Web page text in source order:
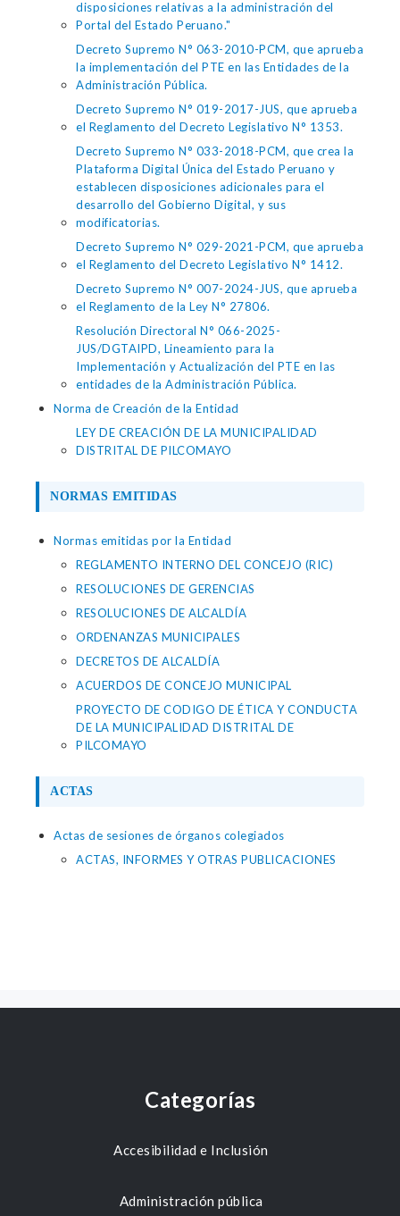
disposiciones relativas a la administración del
Portal del Estado Peruano."
Decreto Supremo N° 063-2010-PCM, que aprueba
la implementación del PTE en las Entidades de la
Administración Pública.
Decreto Supremo N° 019-2017-JUS, que aprueba
el Reglamento del Decreto Legislativo N° 1353.
Decreto Supremo N° 033-2018-PCM, que crea la
Plataforma Digital Única del Estado Peruano y
establecen disposiciones adicionales para el
desarrollo del Gobierno Digital, y sus
modificatorias.
Decreto Supremo N° 029-2021-PCM, que aprueba
el Reglamento del Decreto Legislativo N° 1412.
Decreto Supremo N° 007-2024-JUS, que aprueba
el Reglamento de la Ley N° 27806.
Resolución Directoral N° 066-2025-
JUS/DGTAIPD, Lineamiento para la
Implementación y Actualización del PTE en las
entidades de la Administración Pública.
Norma de Creación de la Entidad
LEY DE CREACIÓN DE LA MUNICIPALIDAD
DISTRITAL DE PILCOMAYO
NORMAS EMITIDAS
Normas emitidas por la Entidad
REGLAMENTO INTERNO DEL CONCEJO (RIC)
RESOLUCIONES DE GERENCIAS
RESOLUCIONES DE ALCALDÍA
ORDENANZAS MUNICIPALES
DECRETOS DE ALCALDÍA
ACUERDOS DE CONCEJO MUNICIPAL
PROYECTO DE CODIGO DE ÉTICA Y CONDUCTA
DE LA MUNICIPALIDAD DISTRITAL DE
PILCOMAYO
ACTAS
Actas de sesiones de órganos colegiados
ACTAS, INFORMES Y OTRAS PUBLICACIONES
Categorías
Accesibilidad e Inclusión
Administración pública